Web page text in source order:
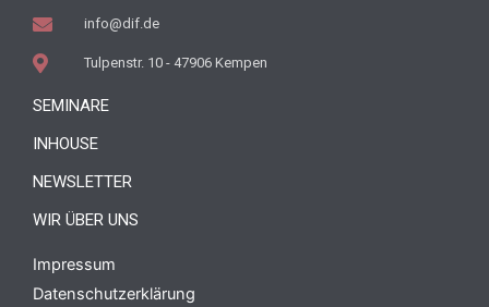
info@dif.de
Tulpenstr. 10 - 47906 Kempen
SEMINARE
INHOUSE
NEWSLETTER
WIR ÜBER UNS
Impressum
Datenschutzerklärung